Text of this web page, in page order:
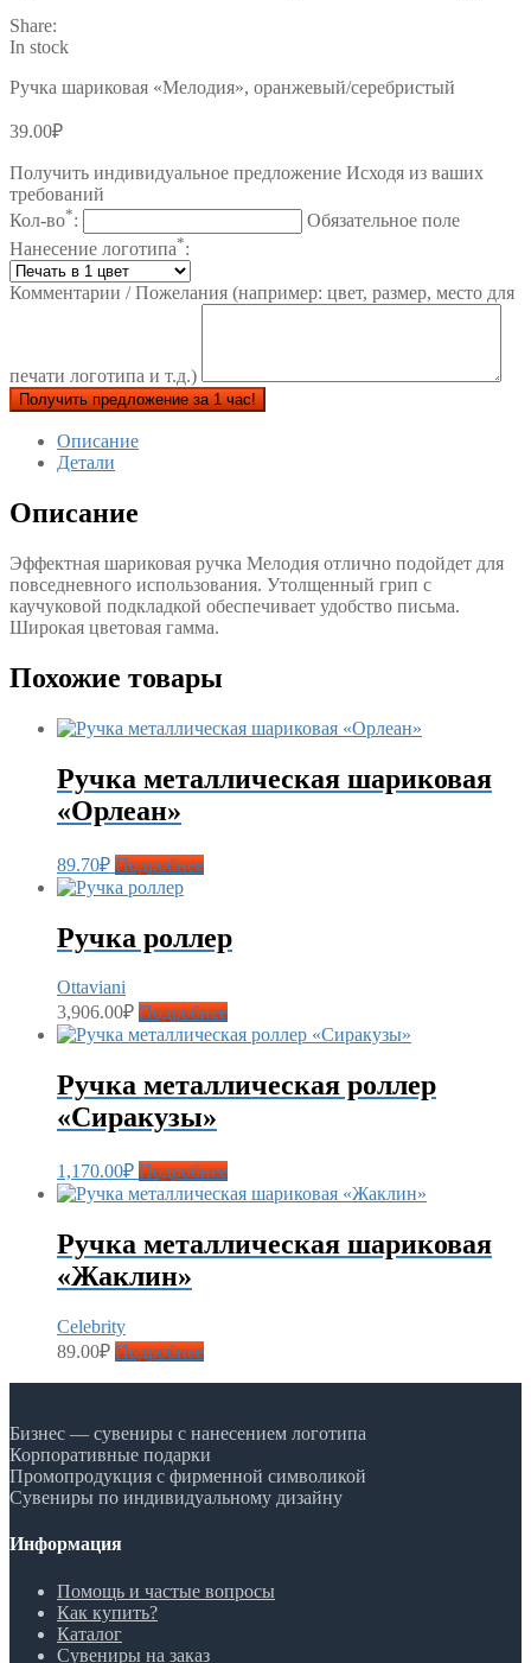
Share:
In stock
Ручка шариковая «Мелодия», оранжевый/серебристый
39.00₽
Получить индивидуальное предложение Исходя из ваших
требований
Кол-во*:
Обязательное поле
Нанесение логотипа*:
Комментарии / Пожелания (например: цвет, размер, место для
печати логотипа и т.д.)
Получить предложение за 1 час!
Описание
Детали
Описание
Эффектная шариковая ручка Мелодия отлично подойдет для
повседневного использования. Утолщенный грип с
каучуковой подкладкой обеспечивает удобство письма.
Широкая цветовая гамма.
Похожие товары
Ручка металлическая шариковая
«Орлеан»
89.70₽ Подробнее
Ручка роллер
Ottaviani
3,906.00₽ Подробнее
Ручка металлическая роллер
«Сиракузы»
1,170.00₽ Подробнее
Ручка металлическая шариковая
«Жаклин»
Celebrity
89.00₽ Подробнее
Бизнес — сувениры с нанесением логотипа
Корпоративные подарки
Промопродукция с фирменной символикой
Сувениры по индивидуальному дизайну
Информация
Помощь и частые вопросы
Как купить?
Каталог
Сувениры на заказ